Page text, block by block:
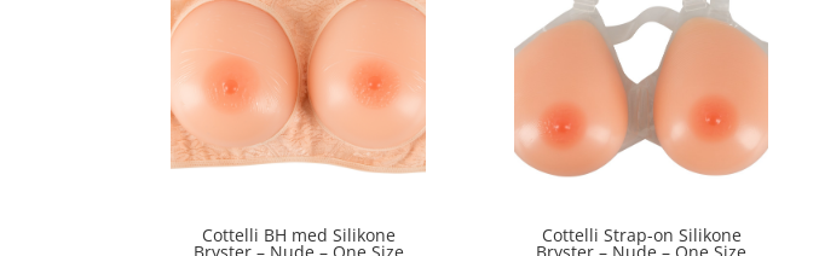
Cottelli BH med Silikone Cottelli Strap-on Silikone